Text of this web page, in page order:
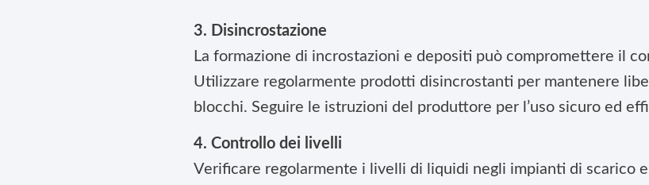
3. Disincrostazione
La formazione di incrostazioni e depositi può compromettere il
Utilizzare regolarmente prodotti disincrostanti per mantenere
blocchi. Seguire le istruzioni del produttore per l’uso sicuro ed
4. Controllo dei livelli
Verificare regolarmente i livelli di liquidi negli impianti di scarico